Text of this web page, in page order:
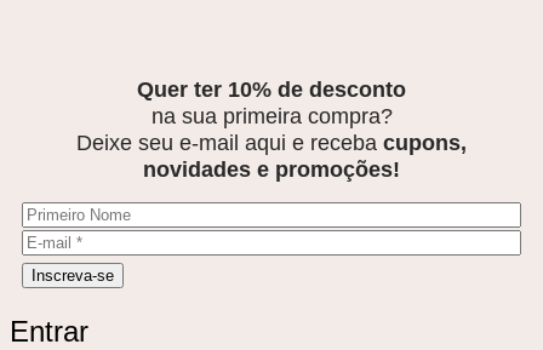
Quer ter 10% de desconto
na sua primeira compra?
Deixe seu e-mail aqui e receba cupons,
novidades e promoções!
Entrar